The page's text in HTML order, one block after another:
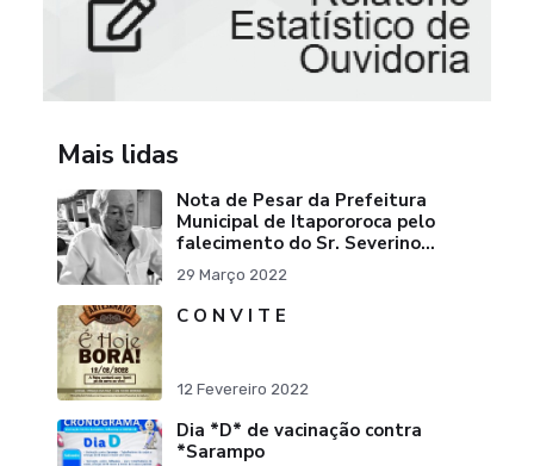
Mais lidas
Nota de Pesar da Prefeitura
Municipal de Itapororoca pelo
falecimento do Sr. Severino
Ribeiro da Silva "Pai do Ex-
Prefei
29 Março 2022
C O N V I T E
12 Fevereiro 2022
Dia *D* de vacinação contra
*Sarampo